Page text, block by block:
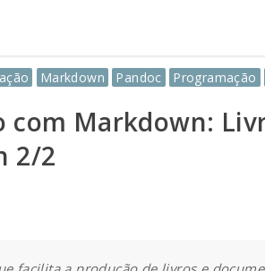
Markdown Pandoc Programação
com Markdown:
2/2